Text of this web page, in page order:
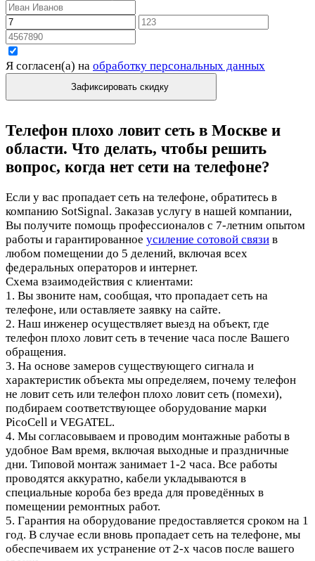
Я согласен(а) на обработку персональных данных
Зафиксировать скидку
Телефон плохо ловит сеть в Москве и
области. Что делать, чтобы решить
вопрос, когда нет сети на телефоне?
Если у вас пропадает сеть на телефоне, обратитесь в
компанию SotSignal. Заказав услугу в нашей компании,
Вы получите помощь профессионалов с 7-летним опытом
работы и гарантированное усиление сотовой связи в
любом помещении до 5 делений, включая всех
федеральных операторов и интернет.
Схема взаимодействия с клиентами:
1. Вы звоните нам, сообщая, что пропадает сеть на
телефоне, или оставляете заявку на сайте.
2. Наш инженер осуществляет выезд на объект, где
телефон плохо ловит сеть в течение часа после Вашего
обращения.
3. На основе замеров существующего сигнала и
характеристик объекта мы определяем, почему телефон
не ловит сеть или телефон плохо ловит сеть (помехи),
подбираем соответствующее оборудование марки
PicoCell и VEGATEL.
4. Мы согласовываем и проводим монтажные работы в
удобное Вам время, включая выходные и праздничные
дни. Типовой монтаж занимает 1-2 часа. Все работы
проводятся аккуратно, кабели укладываются в
специальные короба без вреда для проведённых в
помещении ремонтных работ.
5. Гарантия на оборудование предоставляется сроком на 1
год. В случае если вновь пропадает сеть на телефоне, мы
обеспечиваем их устранение от 2-х часов после вашего